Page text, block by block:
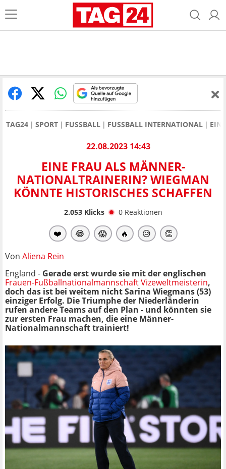
TAG24 SPORT FUSSBALL FUSSBALL INTERNATIONAL
22.08.2023 14:43
EINE FRAU ALS MÄNNER-
NATIONALTRAINERIN? WIEGMAN
KÖNNTE HISTORISCHES SCHAFFEN
2.053Klicks 0 Reaktionen
❤️ 😂 😱 🔥 😥 👏
Von Aliena Rein
England - Gerade erst wurde sie mit der englischen
Frauen-FußballnationalmannschaftVizeweltmeisterin,
doch das ist bei weitem nicht Sarina Wiegmans (53)
einziger Erfolg. Die Triumphe der Niederländerin
rufen andere Teams auf den Plan - und könnten sie
zur ersten Frau machen, die eine Männer-
Nationalmannschaft trainiert!